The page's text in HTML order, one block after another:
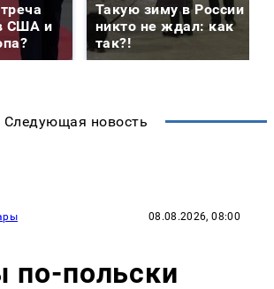
США и
Такую зиму в России
никто не ждал: как
так?!
Следующая новость
08.08.2026, 08:00
по‑польски